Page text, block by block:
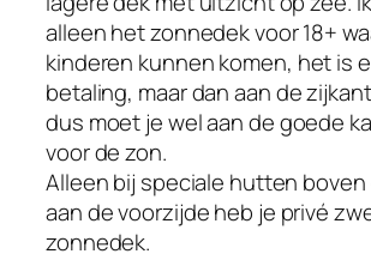
alleen het zonnedek voor 18+
kinderen kunnen komen, het is
betaling, maar dan aan de
dus moet je wel aan de goede
voor de zon.
Alleen bij speciale hutten
aan de voorzijde heb je privé
zonnedek.